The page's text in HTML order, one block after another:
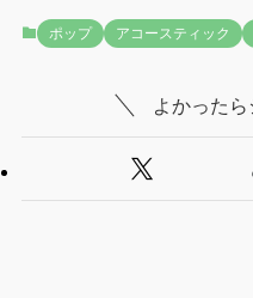
ポップ アコースティック
よかったら